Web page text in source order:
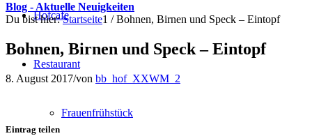
Hofcafe
Restaurant
Frauenfrühstück
Blog - Aktuelle Neuigkeiten
Du bist hier: Startseite1 / Bohnen, Birnen und Speck – Eintopf
Bohnen, Birnen und Speck – Eintopf
8. August 2017/von bb_hof_XXWM_2
Eintrag teilen